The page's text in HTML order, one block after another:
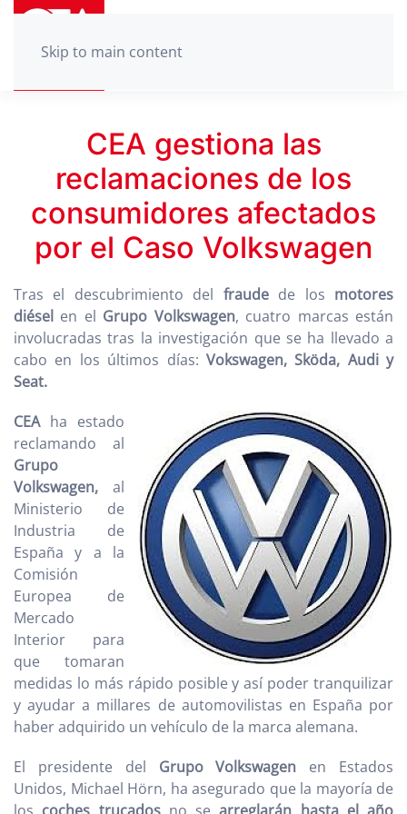
Skip to main content
CEA gestiona las
reclamaciones de los
consumidores afectados
por el Caso Volkswagen
Tras el descubrimiento del fraudede los motores
diésel en el Grupo Volkswagen, cuatro marcas están
involucradas tras la investigación que se ha llevado a
cabo en los últimos días: Vokswagen, Sköda, Audi y
Seat.
CEAha estado
reclamando al
Grupo
Volkswagen, al
Ministerio de
Industria de
España y a la
Comisión
Europea de
Mercado
Interior para
que tomaran
medidas lo más rápido posible y así poder tranquilizar
y ayudar a millares de automovilistas en España por
haber adquirido un vehículo de la marca alemana.
El presidente del Grupo Volkswagen en Estados
Unidos, Michael Hörn, ha asegurado que la mayoría de